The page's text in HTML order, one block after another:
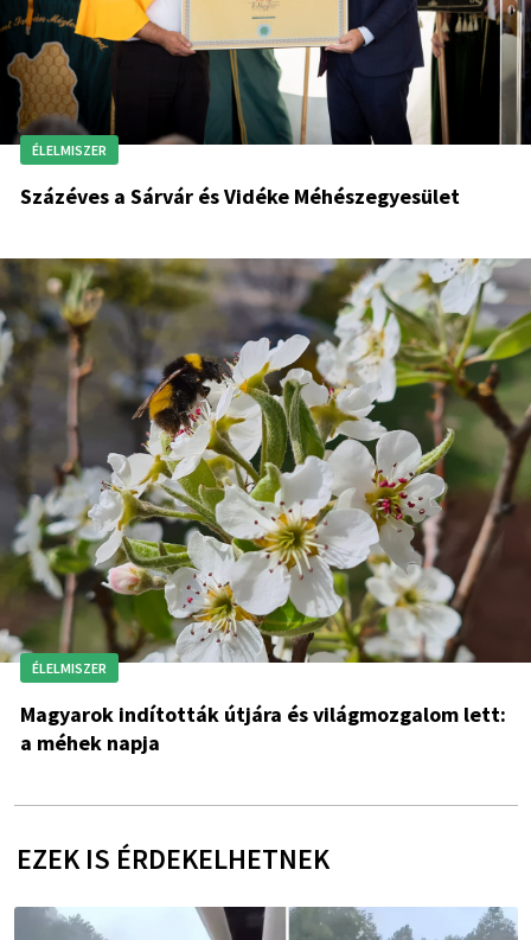
ÉLELMISZER
Százéves a Sárvár és Vidéke Méhészegyesület
ÉLELMISZER
Magyarok indították útjára és világmozgalom lett:
a méhek napja
EZEK IS ÉRDEKELHETNEK